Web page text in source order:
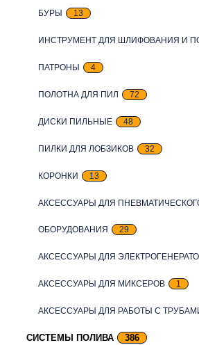
БУРЫ 13
ИНСТРУМЕНТ ДЛЯ ШЛИФОВАНИЯ И
ПАТРОНЫ 4
ПОЛОТНА ДЛЯ ПИЛ 72
ДИСКИ ПИЛЬНЫЕ 48
ПИЛКИ ДЛЯ ЛОБЗИКОВ 32
КОРОНКИ 13
АКСЕССУАРЫ ДЛЯ
ОБОРУДОВАНИЯ 29
АКСЕССУАРЫ ДЛЯ
АКСЕССУАРЫ ДЛЯ МИКСЕРОВ 1
АКСЕССУАРЫ ДЛЯ РАБОТЫ С
СИСТЕМЫ ПОЛИВА 386